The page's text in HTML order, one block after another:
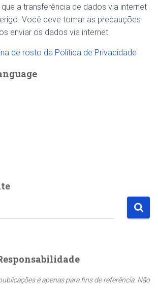
a transferência de dados via internet
Você deve tomar as precauções
enviar os dados via internet.
de rosto da Política de Privacidade
é apenas para fins de referência. Não